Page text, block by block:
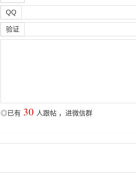
QQ
验证
◎已有 30 人跟帖 ， 进微信群